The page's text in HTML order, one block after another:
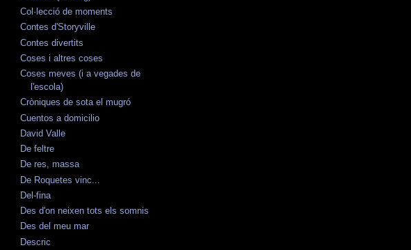
Col·lecció de moments
Contes d'Storyville
Contes divertits
Coses i altres coses
Coses meves (i a vegades de
l'escola)
Cròniques de sota el mugró
Cuentos a domicilio
David Valle
De feltre
De res, massa
De Roquetes vinc...
Del-fina
Des d'on neixen tots els somnis
Des del meu mar
Descric